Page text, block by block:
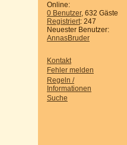
Online:
0 Benutzer, 632 Gäste
Registriert: 247
Neuester Benutzer:
AnnasBruder
Kontakt
Fehler melden
Regeln /
Informationen
Suche